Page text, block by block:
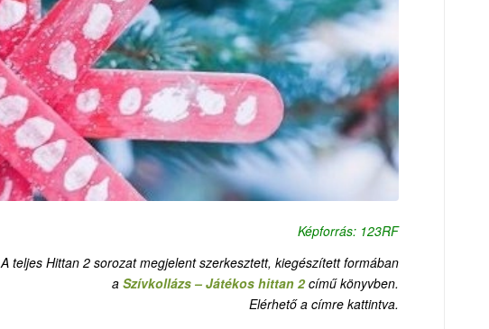
Képforrás: 123RF
A teljes Hittan 2 sorozat megjelent szerkesztett, kiegészített formában
a Szívkollázs – Játékos hittan 2című könyvben.
Elérhető a címre kattintva.